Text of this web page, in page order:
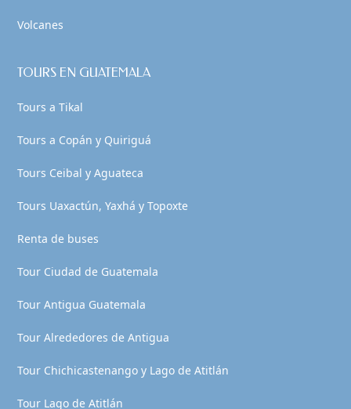
Volcanes
TOURS EN GUATEMALA
Tours a Tikal
Tours a Copán y Quiriguá
Tours Ceibal y Aguateca
Tours Uaxactún, Yaxhá y Topoxte
Renta de buses
Tour Ciudad de Guatemala
Tour Antigua Guatemala
Tour Alrededores de Antigua
Tour Chichicastenango y Lago de Atitlán
Tour Lago de Atitlán